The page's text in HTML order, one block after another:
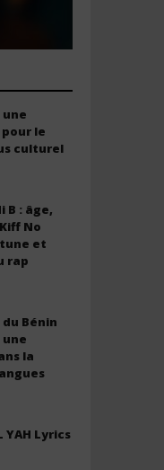
4
décembre
2025
Stone
une
le
culturel
B : âge,
No
et
rap
Bénin
la
YAH Lyrics